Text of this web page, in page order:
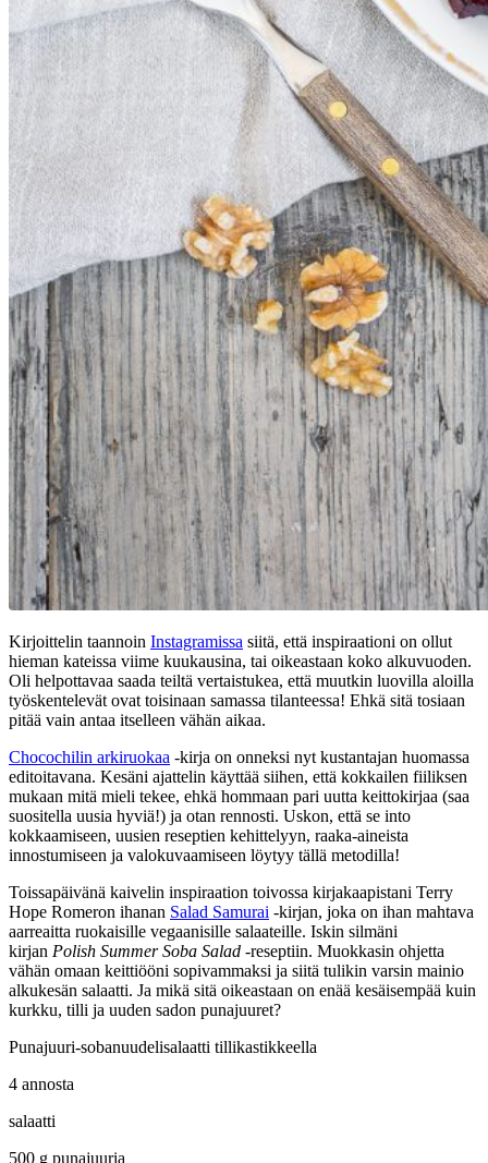
Kirjoittelin taannoin Instagramissa siitä, että inspiraationi on ollut
hieman kateissa viime kuukausina, tai oikeastaan koko alkuvuoden.
Oli helpottavaa saada teiltä vertaistukea, että muutkin luovilla aloilla
työskentelevät ovat toisinaan samassa tilanteessa! Ehkä sitä tosiaan
pitää vain antaa itselleen vähän aikaa.
Chocochilin arkiruokaa -kirja on onneksi nyt kustantajan huomassa
editoitavana. Kesäni ajattelin käyttää siihen, että kokkailen fiiliksen
mukaan mitä mieli tekee, ehkä hommaan pari uutta keittokirjaa (saa
suositella uusia hyviä!) ja otan rennosti. Uskon, että se into
kokkaamiseen, uusien reseptien kehittelyyn, raaka-aineista
innostumiseen ja valokuvaamiseen löytyy tällä metodilla!
Toissapäivänä kaivelin inspiraation toivossa kirjakaapistani Terry
Hope Romeron ihanan Salad Samurai -kirjan, joka on ihan mahtava
aarreaitta ruokaisille vegaanisille salaateille. Iskin silmäni
kirjan Polish Summer Soba Salad -reseptiin. Muokkasin ohjetta
vähän omaan keittiööni sopivammaksi ja siitä tulikin varsin mainio
alkukesän salaatti. Ja mikä sitä oikeastaan on enää kesäisempää kuin
kurkku, tilli ja uuden sadon punajuuret?
Punajuuri-sobanuudelisalaatti tillikastikkeella
4 annosta
salaatti
500 g punajuuria